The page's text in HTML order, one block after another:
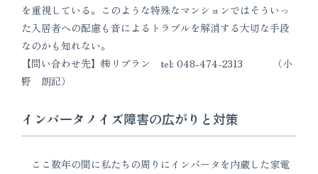
を重視している。このような特殊なマンションではそういっ
た入居者への配慮も音によるトラブルを解消する大切な手段
なのかも知れない。
【問い合わせ先】㈱リブラン tel: 048-474-2313 （小
野 朗記）
インバータノイズ障害の広がりと対策
ここ数年の間に私たちの周りにインバータを内蔵した家電